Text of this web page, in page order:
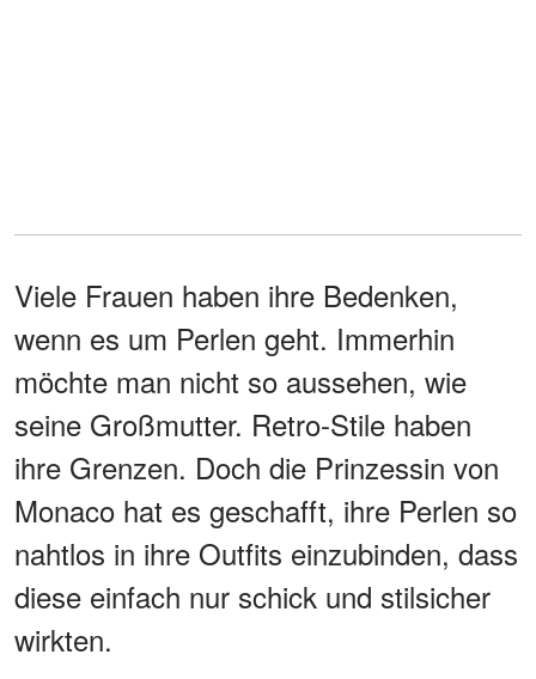
Viele Frauen haben ihre Bedenken,
wenn es um Perlen geht. Immerhin
möchte man nicht so aussehen, wie
seine Großmutter. Retro-Stile haben
ihre Grenzen. Doch die Prinzessin von
Monaco hat es geschafft, ihre Perlen so
nahtlos in ihre Outfits einzubinden, dass
diese einfach nur schick und stilsicher
wirkten.